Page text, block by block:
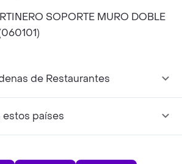
SOPORTE MURO DOBLE
de Restaurantes
estos países